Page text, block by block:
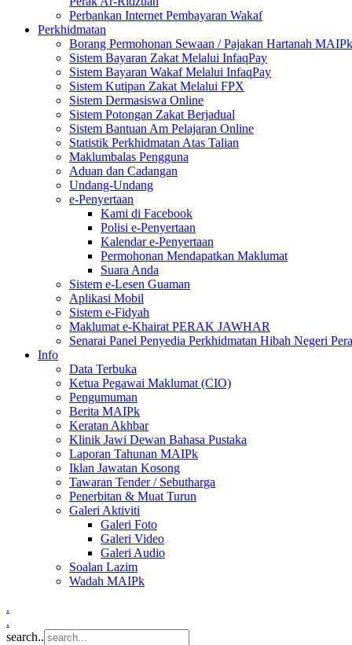
Perbankan Internet Pembayaran Wakaf
Perkhidmatan
Borang Permohonan Sewaan / Pajakan Hartanah MAIPk
Sistem Bayaran Zakat Melalui InfaqPay
Sistem Bayaran Wakaf Melalui InfaqPay
Sistem Kutipan Zakat Melalui FPX
Sistem Dermasiswa Online
Sistem Potongan Zakat Berjadual
Sistem Bantuan Am Pelajaran Online
Statistik Perkhidmatan Atas Talian
Maklumbalas Pengguna
Aduan dan Cadangan
Undang-Undang
e-Penyertaan
Kami di Facebook
Polisi e-Penyertaan
Kalendar e-Penyertaan
Permohonan Mendapatkan Maklumat
Suara Anda
Sistem e-Lesen Guaman
Aplikasi Mobil
Sistem e-Fidyah
Maklumat e-Khairat PERAK JAWHAR
Senarai Panel Penyedia Perkhidmatan Hibah Negeri
Info
Data Terbuka
Ketua Pegawai Maklumat (CIO)
Pengumuman
Berita MAIPk
Keratan Akhbar
Klinik Jawi Dewan Bahasa Pustaka
Laporan Tahunan MAIPk
Iklan Jawatan Kosong
Tawaran Tender / Sebutharga
Penerbitan & Muat Turun
Galeri Aktiviti
Galeri Foto
Galeri Video
Galeri Audio
Soalan Lazim
Wadah MAIPk
.
.
search..